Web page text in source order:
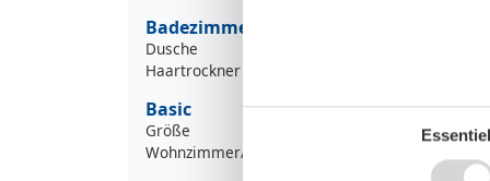
Badezimmer
Dusche
Haartrockner
Basic
Größe
Wohnzimmer/Schlafzimmer